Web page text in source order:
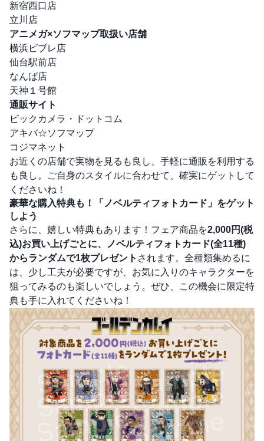
新宿西口店
立川店
アニメガ×ソフマップ取扱い店舗
横浜ビブレ店
仙台駅前店
なんば店
天神１号館
通販サイト
ビックカメラ・ドットコム
アキバ☆ソフマップ
コジマネット
お近くの店舗で実物を見るも良し、手軽に通販を利用する
も良し。ご自身のスタイルに合わせて、確実にゲットして
くださいね！
豪華な購入特典も！「ノベルティフォトカード」をゲット
しよう
さらに、嬉しい特典もあります！フェア商品を2,000円(税
込)お買い上げごとに、ノベルティフォトカード(全11種)
からランダムで1枚プレゼント されます。全種類集めるに
は、少し工夫が必要ですが、お気に入りのキャラクターを
狙ってみるのも楽しいでしょう。ぜひ、この機会に限定特
典も手に入れてくださいね！